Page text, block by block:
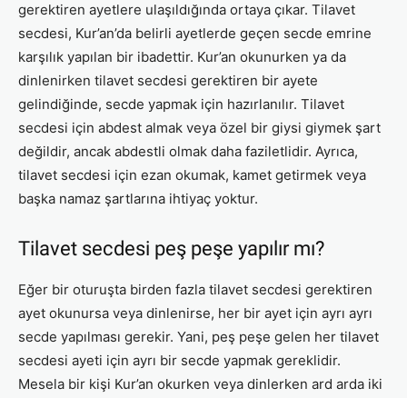
gerektiren ayetlere ulaşıldığında ortaya çıkar. Tilavet
secdesi, Kur’an’da belirli ayetlerde geçen secde emrine
karşılık yapılan bir ibadettir. Kur’an okunurken ya da
dinlenirken tilavet secdesi gerektiren bir ayete
gelindiğinde, secde yapmak için hazırlanılır. Tilavet
secdesi için abdest almak veya özel bir giysi giymek şart
değildir, ancak abdestli olmak daha faziletlidir. Ayrıca,
tilavet secdesi için ezan okumak, kamet getirmek veya
başka namaz şartlarına ihtiyaç yoktur.
Tilavet secdesi peş peşe yapılır mı?
Eğer bir oturuşta birden fazla tilavet secdesi gerektiren
ayet okunursa veya dinlenirse, her bir ayet için ayrı ayrı
secde yapılması gerekir. Yani, peş peşe gelen her tilavet
secdesi ayeti için ayrı bir secde yapmak gereklidir.
Mesela bir kişi Kur’an okurken veya dinlerken ard arda iki